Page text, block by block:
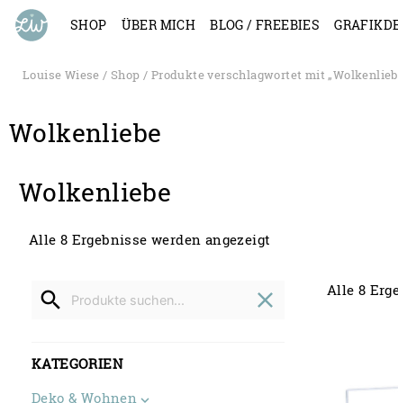
SHOP ÜBER MICH BLOG / FREEBIES
Louise Wiese / Shop / Produkte verschlagwortet mit
Wolkenliebe
Wolkenliebe
Alle 8 Ergebnisse werden angezeigt
forsearch close
KATEGORIEN
Deko & Wohnen
Alle 8